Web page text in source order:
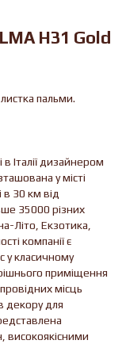
H31 Gold
пальми.
Італії дизайнером
у місті
в 30 км від
35000 різних
Літо, Екзотика,
компанії є
у класичному
приміщення
місць
декору для
високоякісними